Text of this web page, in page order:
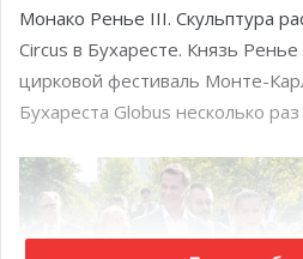
Монако Ренье III. Скульптура
Circus в Бухаресте. Князь
цирковой фестиваль Монте-
Бухареста Globus несколько